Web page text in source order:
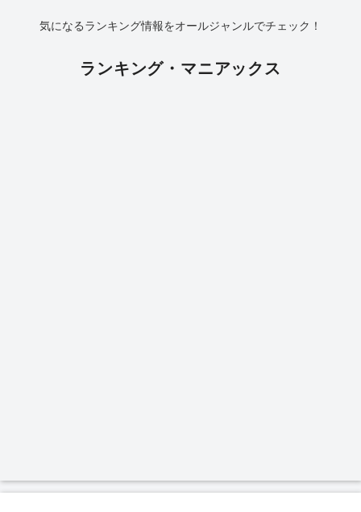
気になるランキング情報をオールジャンルでチェック！
ランキング・マニアックス